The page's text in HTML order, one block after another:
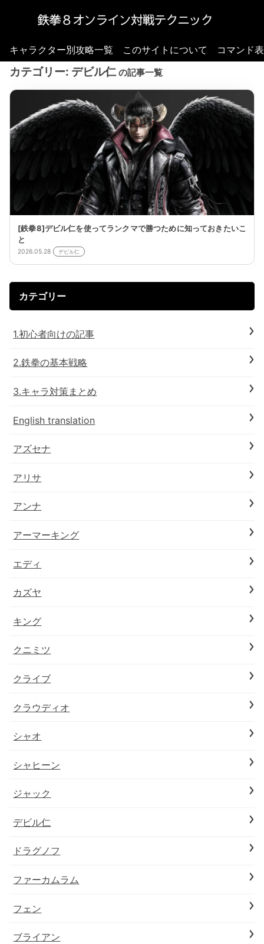
キャラクター別攻略一覧 このサイトについて コマンド
カテゴリー: デビル仁 の記事一覧
[鉄拳8]デビル仁を使ってランクマで勝つために知っておきたいこ
と
2026.05.28 デビル仁
カテゴリー
1.初心者向けの記事
2.鉄拳の基本戦略
3.キャラ対策まとめ
English translation
アズセナ
アリサ
アンナ
アーマーキング
エディ
カズヤ
キング
クニミツ
クライブ
クラウディオ
シャオ
シャヒーン
ジャック
デビル仁
ドラグノフ
ファーカムラム
フェン
ブライアン